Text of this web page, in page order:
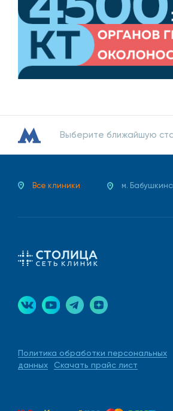
Выберите ближайшую
Все клиники м.
Политика обработки персональных
данных
Скачать прайс лист